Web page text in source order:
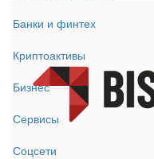
Банки и финтех
Криптоактивы
Бизнес
Сервисы
Соцсети